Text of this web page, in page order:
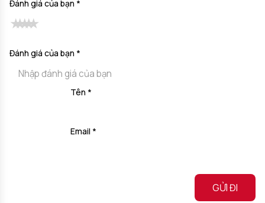
Đánh giá của bạn *
Đánh giá của bạn *
Tên *
Email *